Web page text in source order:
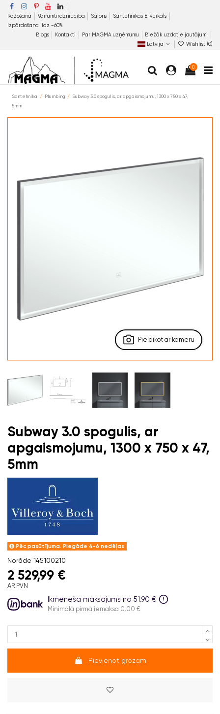
Ražošana Vairumtirdzniecība Salons
Santehnikas E-veikals
Izpārdošana līdz −60%
Blogs
Kontakti Par MAGMA uzņēmumu
Biežāk uzdotie jautājumi
Latvija
Wishlist (0)
0
Santehnika Plumbing
Subway 3.0 spogulis, ar apgaismojumu, 1300 x 750 x 47,
5mm
Pielaikot ar kameru
Subway 3.0 spogulis, ar
apgaismojumu, 1300 x 750 x 47,
5mm
Pēc pasūtījuma. Piegāde 4-6 nedēļas
Norāde 145100210
2 529,99 €
AR PVN
Ikmēneša maksājums no 51.90 €
Minimālā pirmā iemaksa 0.00 €
Pievienot grozam